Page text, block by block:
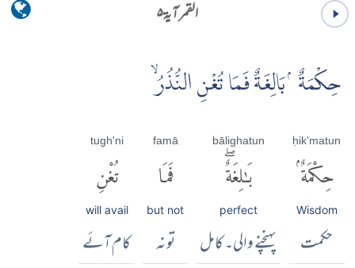
القمر آية ۵
حِكْمَةٌ ۢ بَالِغَةٌ فَمَا تُغْنِ النُّذُرُۙ
ḥik'matun
حِكْمَةٌۢ
Wisdom
حکمت
bālighatun
بَٰلِغَةٌۖ
perfect
پہنچنے والی۔ کامل
famā
فَمَا
but not
تو نہ
tugh'ni
تُغْنِ
will avail
کام آئے